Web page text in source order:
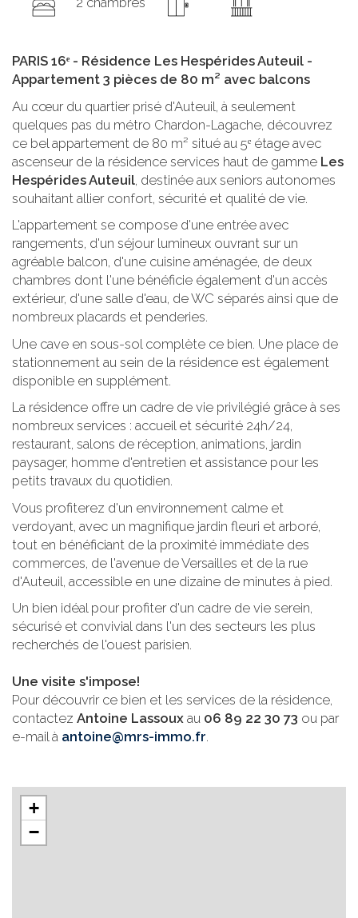
PARIS 16ᵉ - Résidence Les Hespérides Auteuil -
Appartement 3 pièces de 80 m² avec balcons
Au cœur du quartier prisé d'Auteuil, à seulement
quelques pas du métro Chardon-Lagache, découvrez
ce bel appartement de 80 m² situé au 5ᵉ étage avec
ascenseur de la résidence services haut de gamme Les
Hespérides Auteuil, destinée aux seniors autonomes
souhaitant allier confort, sécurité et qualité de vie.
L'appartement se compose d'une entrée avec
rangements, d'un séjour lumineux ouvrant sur un
agréable balcon, d'une cuisine aménagée, de deux
chambres dont l'une bénéficie également d'un accès
extérieur, d'une salle d'eau, de WC séparés ainsi que de
nombreux placards et penderies.
Une cave en sous-sol complète ce bien. Une place de
stationnement au sein de la résidence est également
disponible en supplément.
La résidence offre un cadre de vie privilégié grâce à ses
nombreux services : accueil et sécurité 24h/24,
restaurant, salons de réception, animations, jardin
paysager, homme d'entretien et assistance pour les
petits travaux du quotidien.
Vous profiterez d'un environnement calme et
verdoyant, avec un magnifique jardin fleuri et arboré,
tout en bénéficiant de la proximité immédiate des
commerces, de l'avenue de Versailles et de la rue
d'Auteuil, accessible en une dizaine de minutes à pied.
Un bien idéal pour profiter d'un cadre de vie serein,
sécurisé et convivial dans l'un des secteurs les plus
recherchés de l'ouest parisien.
Une visite s'impose!
Pour découvrir ce bien et les services de la résidence,
contactez Antoine Lassoux au 06 89 22 30 73 ou par
e-mail à antoine@mrs-immo.fr.
+
−